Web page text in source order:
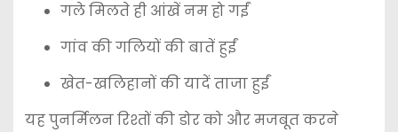
गले मिलते ही आंखें नम हो गईं
गांव की गलियों की बातें हुईं
खेत-खलिहानों की यादें ताजा हुईं
यह पुनर्मिलन रिश्तों की डोर को और मजबूत करने